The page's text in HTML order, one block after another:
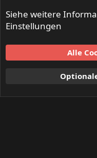
Mitglieder
Siehe weitere
Einstellungen
Alle